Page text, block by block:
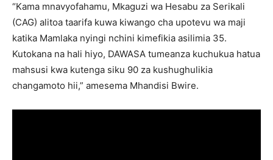
“Kama mnavyofahamu, Mkaguzi wa Hesabu za Serikali
(CAG) alitoa taarifa kuwa kiwango cha upotevu wa maji
katika Mamlaka nyingi nchini kimefikia asilimia 35.
Kutokana na hali hiyo, DAWASA tumeanza kuchukua hatua
mahsusi kwa kutenga siku 90 za kushughulikia
changamoto hii,” amesema Mhandisi Bwire.